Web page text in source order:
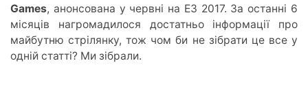
Games, анонсована у червні на E3 2017. За останні 6
місяців нагромадилося достатньо інформації про
майбутню стрілянку, тож чом би не зібрати це все у
одній статті? Ми зібрали.